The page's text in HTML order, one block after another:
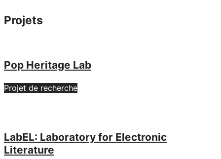
Projets
Pop Heritage Lab
Projet de recherche
LabEL: Laboratory for Electronic
Literature